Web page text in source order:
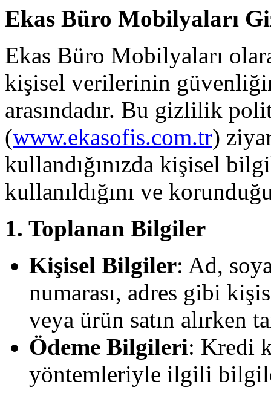
Ekas Büro Mobilyaları
Ekas Büro Mobilyaları
kişisel verilerinin
arasındadır. Bu gizlilik
(www.ekasofis.com.tr)
kullandığınızda kişisel
kullanıldığını ve
1. Toplanan Bilgiler
Kişisel Bilgiler: Ad,
numarası, adres gibi
veya ürün satın alırken
Ödeme Bilgileri: Kredi
yöntemleriyle ilgili